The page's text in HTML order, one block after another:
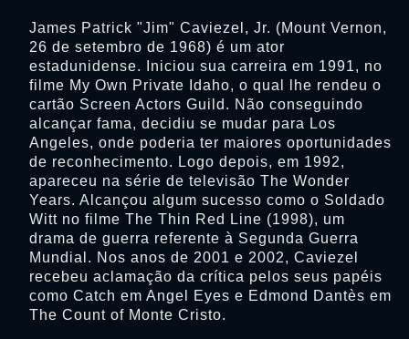
James Patrick "Jim" Caviezel, Jr. (Mount Vernon,
26 de setembro de 1968) é um ator
estadunidense. Iniciou sua carreira em 1991, no
filme My Own Private Idaho, o qual lhe rendeu o
cartão Screen Actors Guild. Não conseguindo
alcançar fama, decidiu se mudar para Los
Angeles, onde poderia ter maiores oportunidades
de reconhecimento. Logo depois, em 1992,
apareceu na série de televisão The Wonder
Years. Alcançou algum sucesso como o Soldado
Witt no filme The Thin Red Line (1998), um
drama de guerra referente à Segunda Guerra
Mundial. Nos anos de 2001 e 2002, Caviezel
recebeu aclamação da crítica pelos seus papéis
como Catch em Angel Eyes e Edmond Dantès em
The Count of Monte Cristo.